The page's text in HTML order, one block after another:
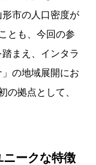
形市の人口密度が
とも、今回の参
まえ、インタラ
の地域展開にお
の拠点として、
ニークな特徴